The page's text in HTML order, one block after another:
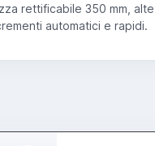
rettificabile 350 mm,
automatici e rapidi.